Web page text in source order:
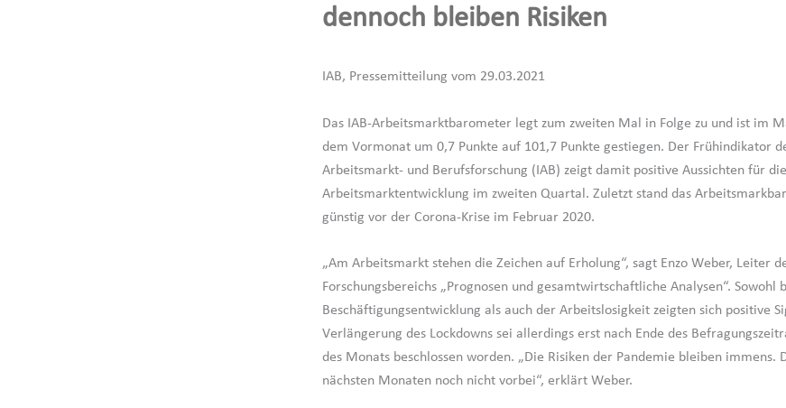
dennoch bleiben Risiken
IAB, Pressemitteilung vom 29.03.2021
Das IAB-Arbeitsmarktbarometer legt zum zweiten Mal in Folge zu und ist im
dem Vormonat um 0,7 Punkte auf 101,7 Punkte gestiegen. Der Frühindikator
Arbeitsmarkt- und Berufsforschung (IAB) zeigt damit positive Aussichten für die
Arbeitsmarktentwicklung im zweiten Quartal. Zuletzt stand das
günstig vor der Corona-Krise im Februar 2020.
„Am Arbeitsmarkt stehen die Zeichen auf Erholung“, sagt Enzo Weber, Leiter
Forschungsbereichs „Prognosen und gesamtwirtschaftliche Analysen“. Sowohl
Beschäftigungsentwicklung als auch der Arbeitslosigkeit zeigten sich positive
Verlängerung des Lockdowns sei allerdings erst nach Ende des
des Monats beschlossen worden. „Die Risiken der Pandemie bleiben immens.
nächsten Monaten noch nicht vorbei“, erklärt Weber.